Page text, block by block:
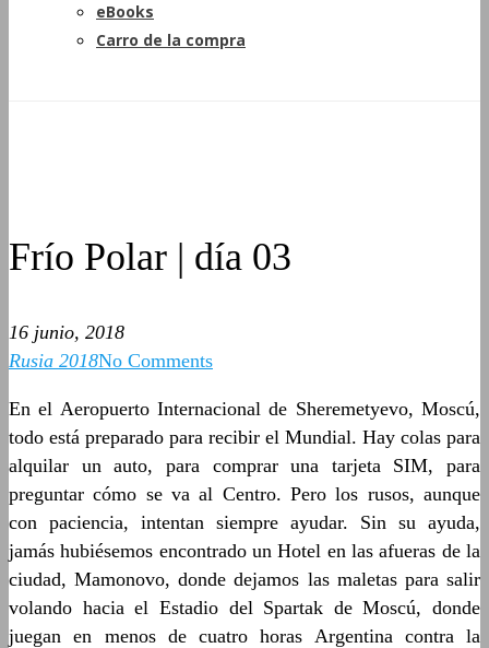
eBooks
Carro de la compra
Frío Polar | día 03
16 junio, 2018
Rusia 2018No Comments
En el Aeropuerto Internacional de Sheremetyevo, Moscú,
todo está preparado para recibir el Mundial. Hay colas para
alquilar un auto, para comprar una tarjeta SIM, para
preguntar cómo se va al Centro. Pero los rusos, aunque
con paciencia, intentan siempre ayudar. Sin su ayuda,
jamás hubiésemos encontrado un Hotel en las afueras de la
ciudad, Mamonovo, donde dejamos las maletas para salir
volando hacia el Estadio del Spartak de Moscú, donde
juegan en menos de cuatro horas Argentina contra la